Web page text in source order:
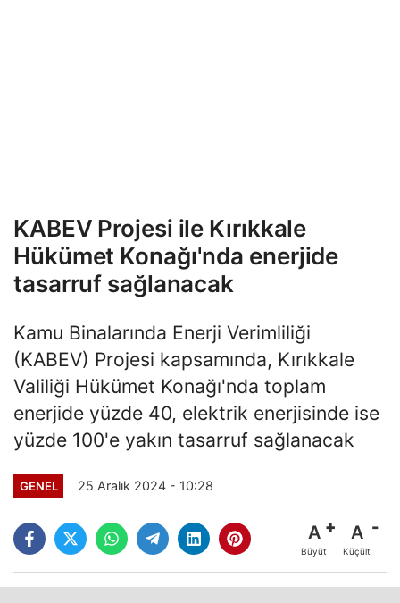
KABEV Projesi ile Kırıkkale
Hükümet Konağı'nda enerjide
tasarruf sağlanacak
Kamu Binalarında Enerji Verimliliği
(KABEV) Projesi kapsamında, Kırıkkale
Valiliği Hükümet Konağı'nda toplam
enerjide yüzde 40, elektrik enerjisinde ise
yüzde 100'e yakın tasarruf sağlanacak
GENEL 25 Aralık 2024 - 10:28
A
Büyüt
A
Küçült